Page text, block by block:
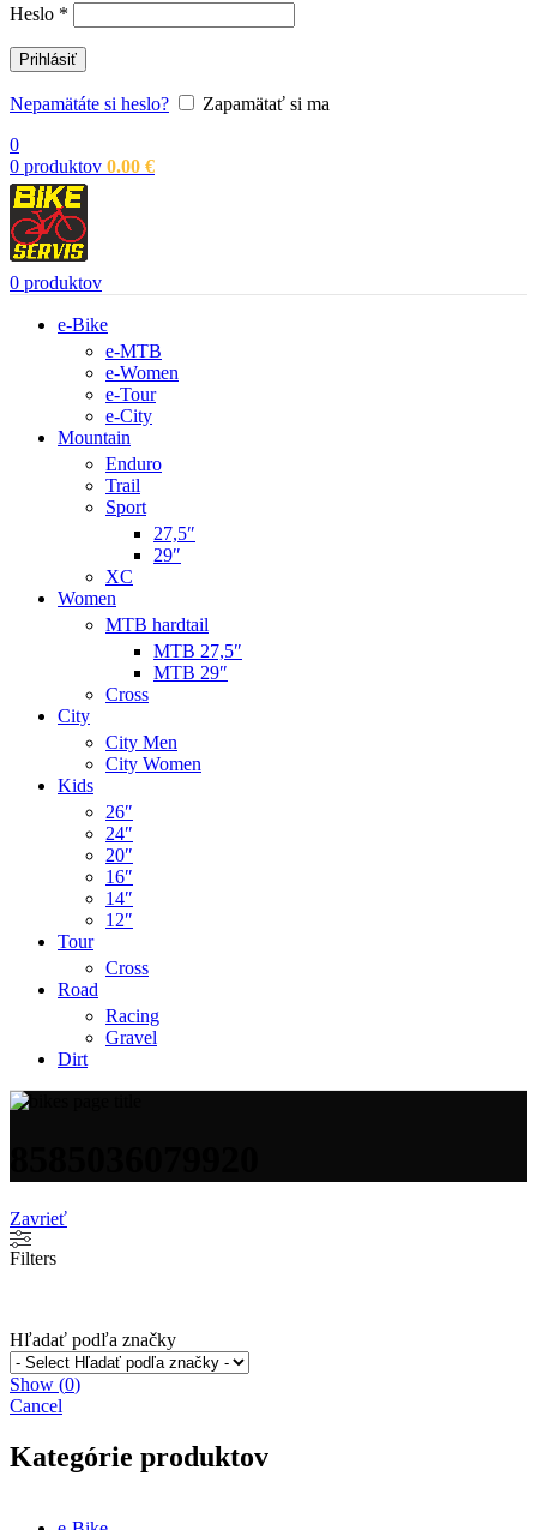
Heslo *
Prihlásiť
Nepamätáte si heslo?
Zapamätať si ma
0
0 produktov 0.00 €
0 produktov
e-Bike
e-MTB
e-Women
e-Tour
e-City
Mountain
Enduro
Trail
Sport
27,5″
29″
XC
Women
MTB hardtail
MTB 27,5″
MTB 29″
Cross
City
City Men
City Women
Kids
26″
24″
20″
16″
14″
12″
Tour
Cross
Road
Racing
Gravel
Dirt
Zavrieť
Filters
Hľadať podľa značky
Show (0)
Cancel
Kategórie produktov